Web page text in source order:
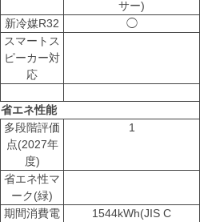
サー)
新冷媒R32
◯
スマートス
ピーカー対
応
省エネ性能
多段階評価
点(2027年
度)
1
省エネ性マ
ーク(緑)
期間消費電
1544kWh(JIS C